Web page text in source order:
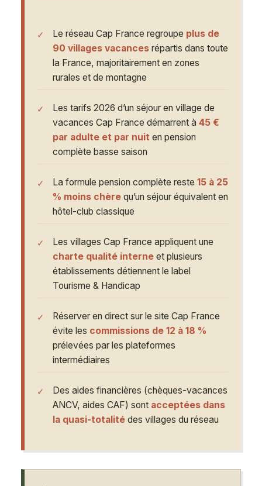
Le réseau Cap France regroupe plus de
90 villages vacances répartis dans toute
la France, majoritairement en zones
rurales et de montagne
Les tarifs 2026 d’un séjour en village de
vacances Cap France démarrent à 45 €
par adulte et par nuit en pension
complète basse saison
La formule pension complète reste 15 à 25
% moins chère qu’un séjour équivalent en
hôtel-club classique
Les villages Cap France appliquent une
charte qualité interne et plusieurs
établissements détiennent le label
Tourisme & Handicap
Réserver en direct sur le site Cap France
évite les commissions de 12 à 18 %
prélevées par les plateformes
intermédiaires
Des aides financières (chèques-vacances
ANCV, aides CAF) sont acceptées dans
la quasi-totalité des villages du réseau